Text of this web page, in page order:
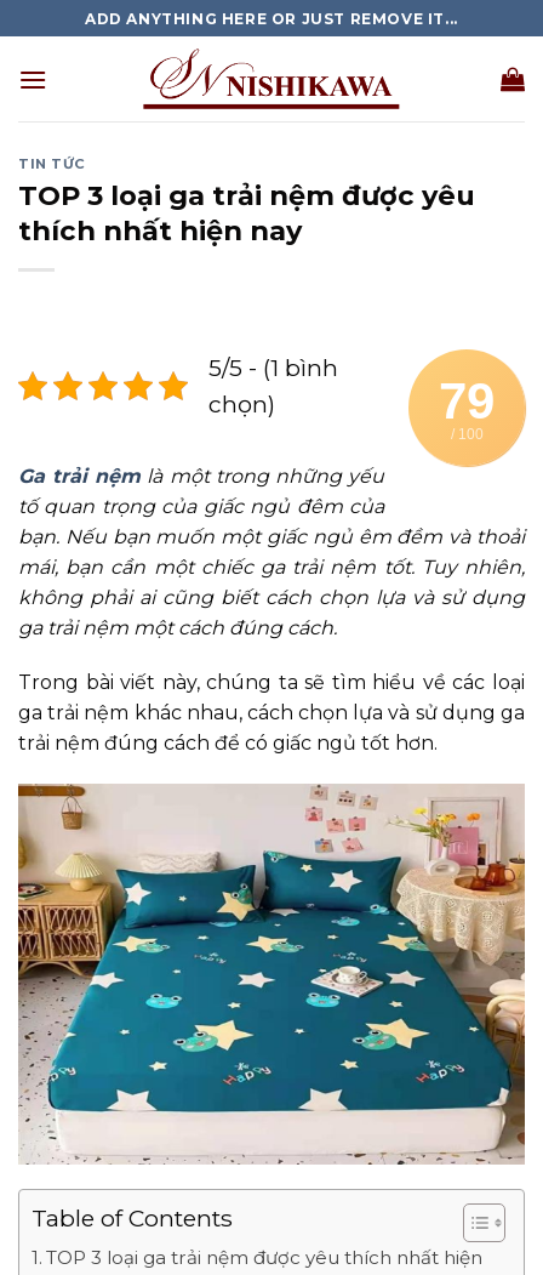
to
content
ADD ANYTHING HERE OR JUST REMOVE IT...
TIN TỨC
TOP 3 loại ga trải nệm được yêu
thích nhất hiện nay
79
/ 100
5/5 - (1 bình
chọn)
Ga trải nệm là một trong những yếu
tố quan trọng của giấc ngủ đêm của
bạn. Nếu bạn muốn một giấc ngủ êm đềm và thoải
mái, bạn cần một chiếc ga trải nệm tốt. Tuy nhiên,
không phải ai cũng biết cách chọn lựa và sử dụng
ga trải nệm một cách đúng cách.
Trong bài viết này, chúng ta sẽ tìm hiểu về các loại
ga trải nệm khác nhau, cách chọn lựa và sử dụng ga
trải nệm đúng cách để có giấc ngủ tốt hơn.
Table of Contents
TOP 3 loại ga trải nệm được yêu thích nhất hiện